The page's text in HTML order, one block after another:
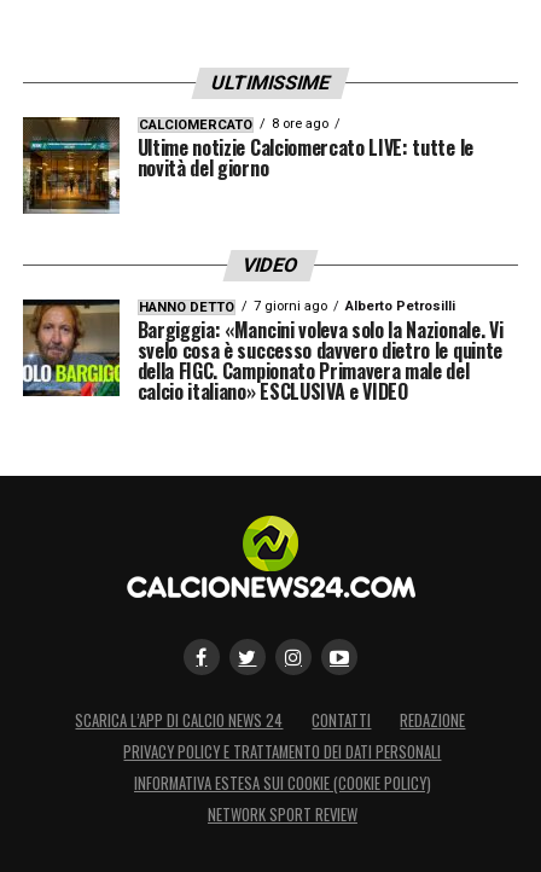
ULTIMISSIME
CALCIOMERCATO 8 ore ago
Ultime notizie Calciomercato LIVE: tutte le
novità del giorno
VIDEO
HANNO DETTO 7 giorni ago Alberto Petrosilli
Bargiggia: «Mancini voleva solo la Nazionale. Vi
svelo cosa è successo davvero dietro le quinte
della FIGC. Campionato Primavera male del
calcio italiano» ESCLUSIVA e VIDEO
SCARICA L’APP DI CALCIO NEWS 24 CONTATTI
REDAZIONE
PRIVACY POLICY E TRATTAMENTO DEI DATI PERSONALI
INFORMATIVA ESTESA SUI COOKIE (COOKIE POLICY)
NETWORK SPORT REVIEW